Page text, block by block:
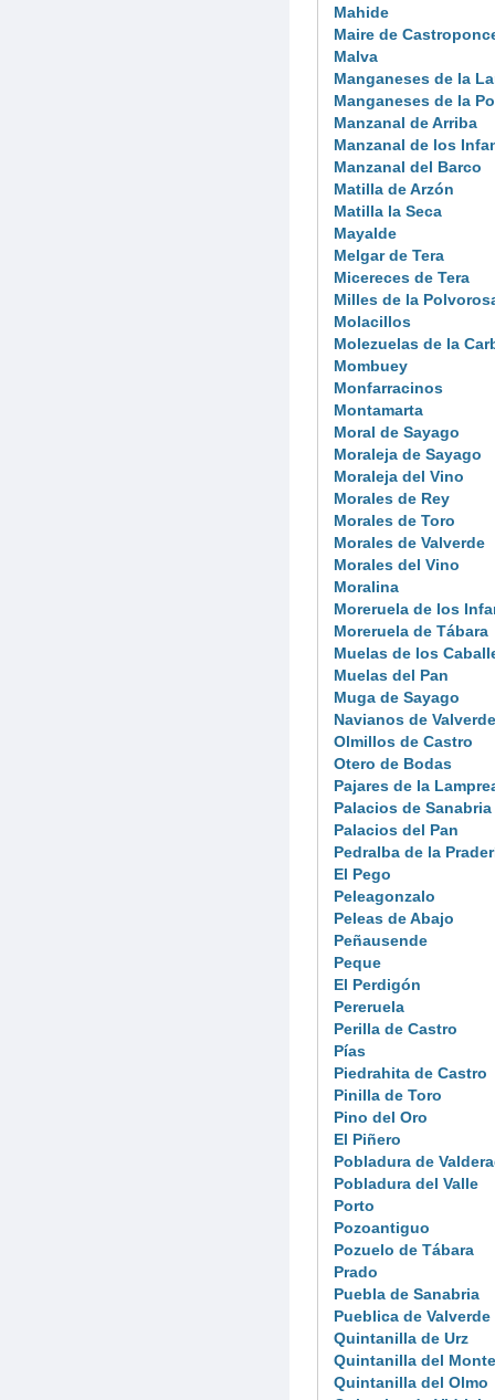
Mahide
Maire de
Malva
Manganeses de la
Manganeses de la
Manzanal de Arriba
Manzanal de los
Manzanal del Barco
Matilla de Arzón
Matilla la Seca
Mayalde
Melgar de Tera
Micereces de Tera
Milles de la
Molacillos
Molezuelas de la
Mombuey
Monfarracinos
Montamarta
Moral de Sayago
Moraleja de Sayago
Moraleja del Vino
Morales de Rey
Morales de Toro
Morales de Valverde
Morales del Vino
Moralina
Moreruela de los
Moreruela de Tábara
Muelas de los
Muelas del Pan
Muga de Sayago
Navianos de Valverde
Olmillos de Castro
Otero de Bodas
Pajares de la
Palacios de Sanabria
Palacios del Pan
Pedralba de la
El Pego
Peleagonzalo
Peleas de Abajo
Peñausende
Peque
El Perdigón
Pereruela
Perilla de Castro
Pías
Piedrahita de Castro
Pinilla de Toro
Pino del Oro
El Piñero
Pobladura de
Pobladura del Valle
Porto
Pozoantiguo
Pozuelo de Tábara
Prado
Puebla de Sanabria
Pueblica de Valverde
Quintanilla de Urz
Quintanilla del Monte
Quintanilla del Olmo